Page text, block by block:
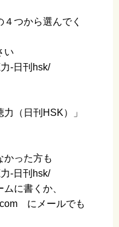
つから選んでく
い
-日刊hsk/
（日刊HSK）」
かった方も
-日刊hsk/
に書くか、
にメールでも